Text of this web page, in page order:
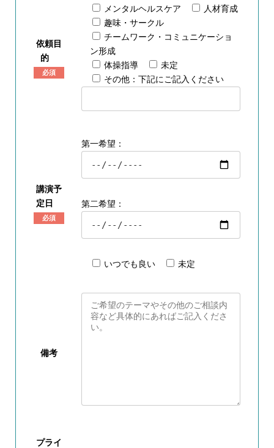
依頼目
的
必須
メンタルヘルスケア
人材育成
趣味・サークル
チームワーク・コミュニケーショ
ン形成
体操指導
未定
その他：下記にご記入ください
講演予
定日
必須
第一希望：
第二希望：
いつでも良い 未定
備考
プライ